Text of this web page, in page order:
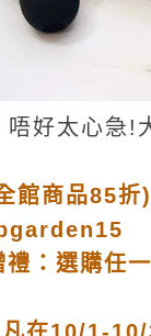
唔好太心急!
館商品85折)
：選購任